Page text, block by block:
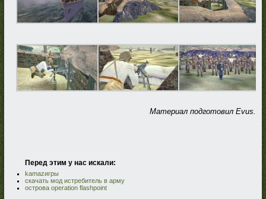
Материал подготовил Evus.
Перед этим у нас искали:
kamazигры
скачать мод истребитель в арму
острова operation flashpoint